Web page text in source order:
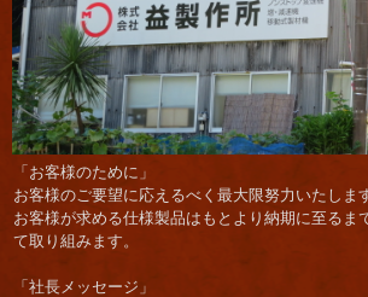
「お客様のために」
お客様のご要望に応えるべく最大限努力いたしま
お客様が求める仕様製品はもとより納期に至るま
て取り組みます。
「社長メッセージ」